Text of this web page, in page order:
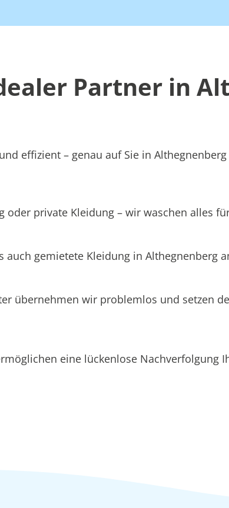
Partner in
effizient – genau auf Sie in
oder private Kleidung – wir waschen alles
gemietete Kleidung in Althegnenberg
übernehmen wir problemlos und setzen
eine lückenlose Nachverfolgung